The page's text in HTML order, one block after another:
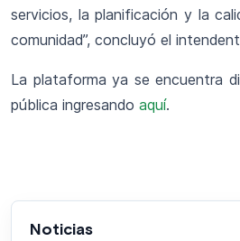
servicios, la planificación y la
comunidad”, concluyó el
La plataforma ya se encuentra
pública ingresando aquí.
Noticias